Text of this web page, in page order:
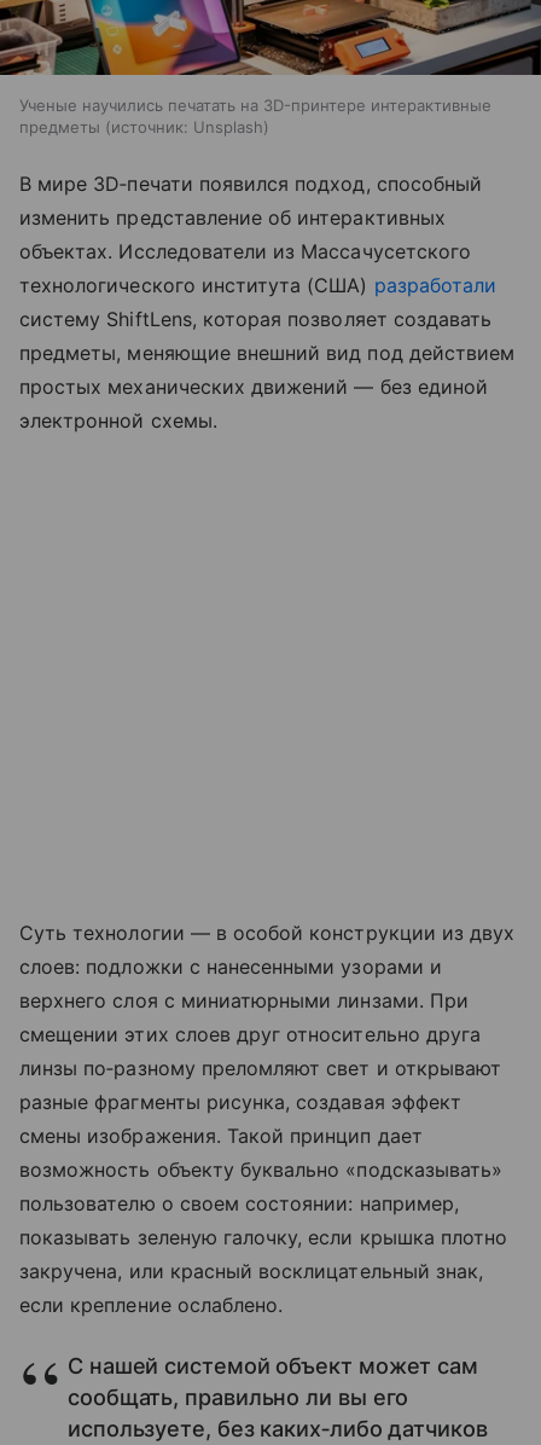
Ученые научились печатать на 3D-принтере интерактивные
предметы
источник: Unsplash
В мире 3D‑печати появился подход, способный
изменить представление об интерактивных
объектах. Исследователи из Массачусетского
технологического института (США) разработали
систему ShiftLens, которая позволяет создавать
предметы, меняющие внешний вид под действием
простых механических движений — без единой
электронной схемы.
Суть технологии — в особой конструкции из двух
слоев: подложки с нанесенными узорами и
верхнего слоя с миниатюрными линзами. При
смещении этих слоев друг относительно друга
линзы по‑разному преломляют свет и открывают
разные фрагменты рисунка, создавая эффект
смены изображения. Такой принцип дает
возможность объекту буквально «подсказывать»
пользователю о своем состоянии: например,
показывать зеленую галочку, если крышка плотно
закручена, или красный восклицательный знак,
если крепление ослаблено.
С нашей системой объект может сам
сообщать, правильно ли вы его
используете, без каких‑либо датчиков